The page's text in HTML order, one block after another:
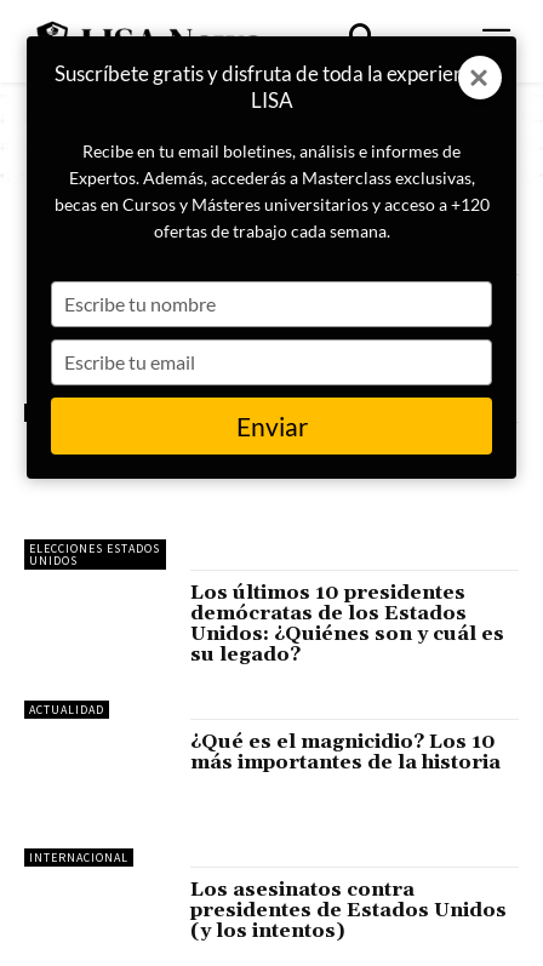
ETIQUETA
John Fitzgerald Kennedy
Trump desclasifica los archivos
del asesinato de John F.
Kennedy
ELECCIONES ESTADOS
UNIDOS
¿Qué es el Partido Demócrata?
ACTUALIDAD
Los últimos 10 presidentes
demócratas de los Estados
Unidos: ¿Quiénes son y cuál es
su legado?
INTERNACIONAL
¿Qué es el magnicidio? Los 10
más importantes de la historia
Los asesinatos contra
presidentes de Estados Unidos
(y los intentos)
Suscríbete gratis y disfruta de toda la experiencia
LISA
Recibe en tu email boletines, análisis e informes de
Expertos. Además, accederás a Masterclass exclusivas,
becas en Cursos y Másteres universitarios y acceso a +120
ofertas de trabajo cada semana.
your
name
your
email
Enviar